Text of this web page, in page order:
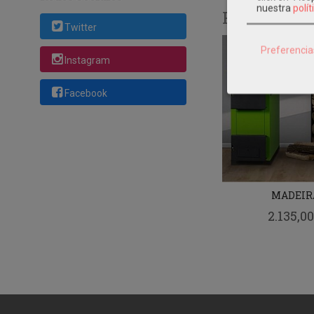
Twitter
Instagram
Facebook
Productos
nuestra